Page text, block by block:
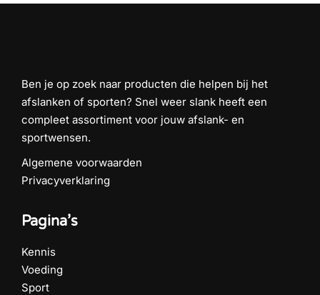
Ben je op zoek naar producten die helpen bij het
afslanken of sporten? Snel weer slank heeft een
compleet assortiment voor jouw afslank- en
sportwensen.
Algemene voorwaarden
Privacyverklaring
Pagina’s
Kennis
Voeding
Sport